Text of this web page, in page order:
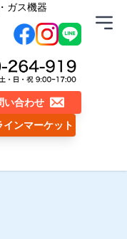
ガス機器
い合わせ
インマーケット